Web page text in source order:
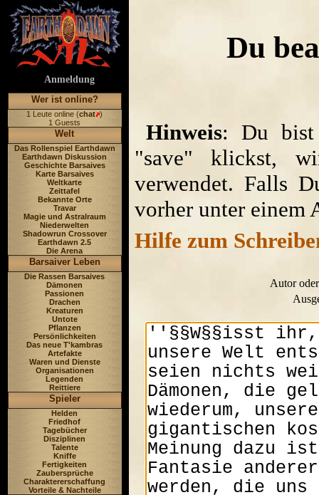
Anmeldung
Wer ist online?
1 Leute online (chat )
1 Guests
Welt
Das Rollenspiel Earthdawn
Earthdawn Diskussion
Geschichte Barsaives
Karte Barsaives
Weltkarte
Zeittafel
Bekannte Orte
Travar
Magie und Astralraum
Niederwelten
Shadowrun Crossover
Earthdawn 2.5
Die Arena
Barsaiver Leben
Die Rassen Barsaives
Dämonen
Passionen
Drachen
Kreaturen
Untote
Pflanzen
Persönlichkeiten
Das neue T'kambras
Artefakte
Waren und Dienste
Organisationen
Legenden
Reittiere
Spieler
Helden
Friedhof
Tagebücher
Disziplinen
Talente
Kniffe
Fertigkeiten
Zaubersprüche
Charaktererschaffung
Vorteile & Nachteile
Du
Hinweis: Du bist
"save" klickst,
verwendet. Falls
vorher unter einem
Hilfe zum
Autor